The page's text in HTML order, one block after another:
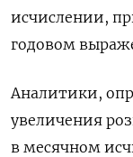
исчислении,
годовом
Аналитики,
увеличения
в месячном